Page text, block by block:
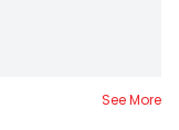
See More